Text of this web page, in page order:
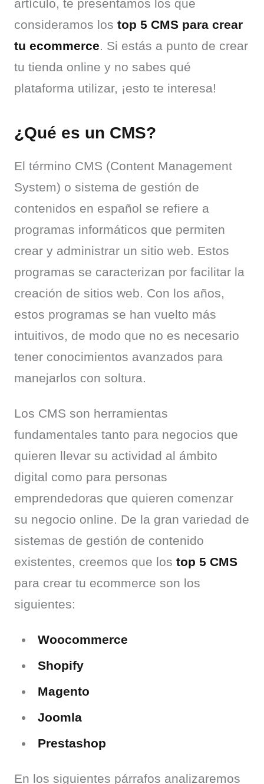
artículo, te presentamos los que
consideramos los top 5 CMS para crear
tu ecommerce. Si estás a punto de crear
tu tienda online y no sabes qué
plataforma utilizar, ¡esto te interesa!
¿Qué es un CMS?
El término CMS (Content Management
System) o sistema de gestión de
contenidos en español se refiere a
programas informáticos que permiten
crear y administrar un sitio web. Estos
programas se caracterizan por facilitar la
creación de sitios web. Con los años,
estos programas se han vuelto más
intuitivos, de modo que no es necesario
tener conocimientos avanzados para
manejarlos con soltura.
Los CMS son herramientas
fundamentales tanto para negocios que
quieren llevar su actividad al ámbito
digital como para personas
emprendedoras que quieren comenzar
su negocio online. De la gran variedad de
sistemas de gestión de contenido
existentes, creemos que los top 5 CMS
para crear tu ecommerce son los
siguientes:
Woocommerce
Shopify
Magento
Joomla
Prestashop
En los siguientes párrafos analizaremos